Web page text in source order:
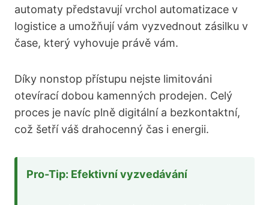
automaty představují vrchol automatizace v
logistice a umožňují vám vyzvednout zásilku v
čase, který vyhovuje právě vám.
Díky nonstop přístupu nejste limitováni
otevírací dobou kamenných prodejen. Celý
proces je navíc plně digitální a bezkontaktní,
což šetří váš drahocenný čas i energii.
Pro-Tip: Efektivní vyzvedávání